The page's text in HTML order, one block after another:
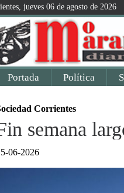
jueves 06 de agosto de 2026
Portada Política
Corrientes
semana
06-2026